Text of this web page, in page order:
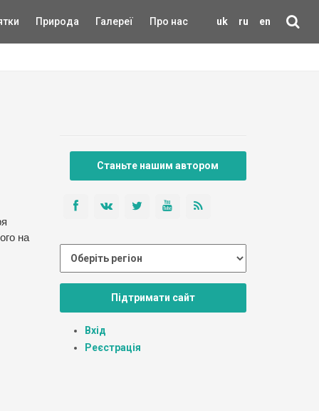
uk ru en
Природа Галереї Про нас
на
Станьте нашим автором
Підтримати сайт
Вхід
Реєстрація